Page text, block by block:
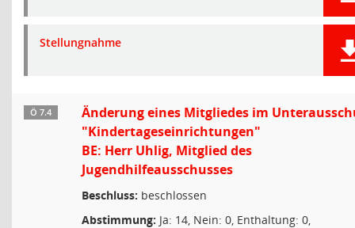
Stellungnahme
Ö 7.4
Änderung eines Mitgliedes im
"Kindertageseinrichtungen"
BE: Herr Uhlig, Mitglied des
Jugendhilfeausschusses
Beschluss: beschlossen
Abstimmung: Ja: 14, Nein: 0, Enthaltung: 0,